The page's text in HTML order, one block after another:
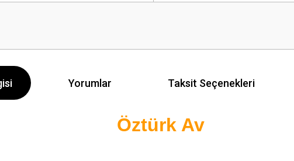
Yorumlar Taksit Seçenekleri
Öztürk Av